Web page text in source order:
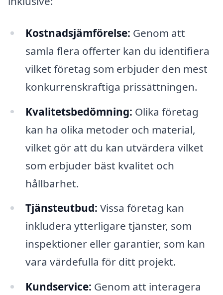
Kostnadsjämförelse: Genom att
samla flera offerter kan du identifiera
vilket företag som erbjuder den mest
konkurrenskraftiga prissättningen.
Kvalitetsbedömning: Olika företag
kan ha olika metoder och material,
vilket gör att du kan utvärdera vilket
som erbjuder bäst kvalitet och
hållbarhet.
Tjänsteutbud: Vissa företag kan
inkludera ytterligare tjänster, som
inspektioner eller garantier, som kan
vara värdefulla för ditt projekt.
Kundservice: Genom att interagera